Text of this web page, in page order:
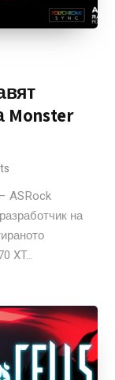
Monster
ASRock
на
XT...